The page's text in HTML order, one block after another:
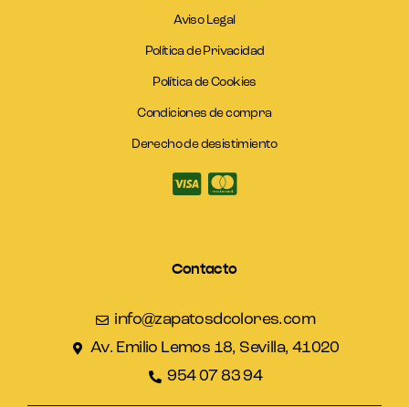
Aviso Legal
Política de Privacidad
Política de Cookies
Condiciones de compra
Derecho de desistimiento
Contacto
info@zapatosdcolores.com
Av. Emilio Lemos 18, Sevilla, 41020
954 07 83 94